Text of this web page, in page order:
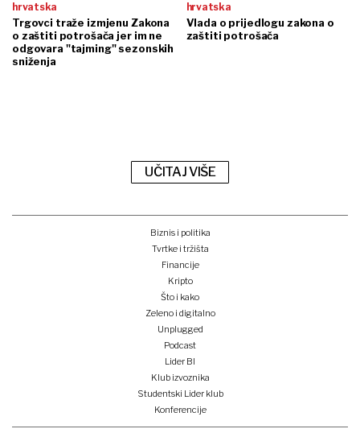
hrvatska
Trgovci traže izmjenu Zakona
o zaštiti potrošača jer im ne
odgovara "tajming" sezonskih
sniženja
hrvatska
Vlada o prijedlogu zakona o
zaštiti potrošača
UČITAJ VIŠE
Biznis i politika
Tvrtke i tržišta
Financije
Kripto
Što i kako
Zeleno i digitalno
Unplugged
Podcast
Lider BI
Klub izvoznika
Studentski Lider klub
Konferencije